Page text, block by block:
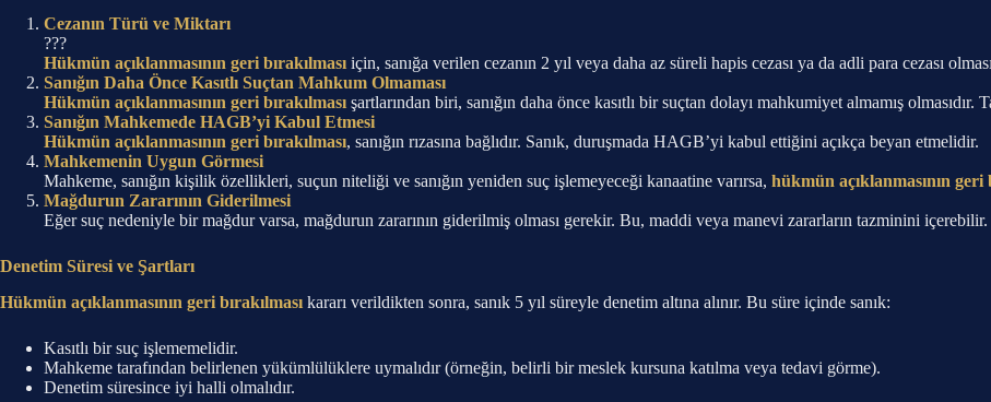
Cezanın Türü ve Miktarı
???
Hükmün açıklanmasının geri bırakılması için, sanığa verilen cezanın 2 yıl veya daha az süreli hapis cezası ya da adli para cezası
Sanığın Daha Önce Kasıtlı Suçtan Mahkum Olmaması
Hükmün açıklanmasının geri bırakılması şartlarından biri, sanığın daha önce kasıtlı bir suçtan dolayı mahkumiyet almamış
Sanığın Mahkemede HAGB’yi Kabul Etmesi
Hükmün açıklanmasının geri bırakılması, sanığın rızasına bağlıdır. Sanık, duruşmada HAGB’yi kabul ettiğini açıkça beyan etmelidir.
Mahkemenin Uygun Görmesi
Mahkeme, sanığın kişilik özellikleri, suçun niteliği ve sanığın yeniden suç işlemeyeceği kanaatine varırsa, hükmün açıklanmasının geri
Mağdurun Zararının Giderilmesi
Eğer suç nedeniyle bir mağdur varsa, mağdurun zararının giderilmiş olması gerekir. Bu, maddi veya manevi zararların tazminini içerebilir.
Denetim Süresi ve Şartları
Hükmün açıklanmasının geri bırakılması kararı verildikten sonra, sanık 5 yıl süreyle denetim altına alınır. Bu süre içinde sanık:
Kasıtlı bir suç işlememelidir.
Mahkeme tarafından belirlenen yükümlülüklere uymalıdır (örneğin, belirli bir meslek kursuna katılma veya tedavi görme).
Denetim süresince iyi halli olmalıdır.